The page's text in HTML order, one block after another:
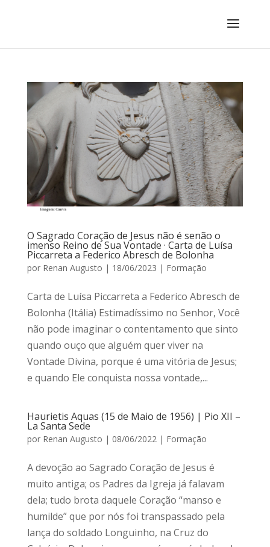
O Sagrado Coração de Jesus não é senão o
imenso Reino de Sua Vontade · Carta de Luísa
Piccarreta a Federico Abresch de Bolonha
por Renan Augusto | 18/06/2023 | Formação
Carta de Luísa Piccarreta a Federico Abresch de
Bolonha (Itália) Estimadíssimo no Senhor, Você
não pode imaginar o contentamento que sinto
quando ouço que alguém quer viver na
Vontade Divina, porque é uma vitória de Jesus;
e quando Ele conquista nossa vontade,...
Haurietis Aquas (15 de Maio de 1956) | Pio XII –
La Santa Sede
por Renan Augusto | 08/06/2022| Formação
A devoção ao Sagrado Coração de Jesus é
muito antiga; os Padres da Igreja já falavam
dela; tudo brota daquele Coração “manso e
humilde” que por nós foi transpassado pela
lança do soldado Longuinho, na Cruz do